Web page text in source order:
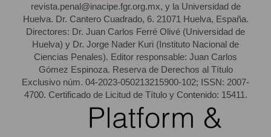
revista.penal@inacipe.fgr.org.mx, y la Universidad de
Huelva. Dr. Cantero Cuadrado, 6. 21071 Huelva, España.
Directores: Dr. Juan Carlos Ferré Olivé (Universidad de
Huelva) y Dr. Jorge Nader Kuri (Instituto Nacional de
Ciencias Penales). Editor responsable: Juan Carlos
Gómez Espinoza. Reserva de Derechos al Título
Exclusivo núm. 04-2023-050213215900-102; ISSN: 2007-
4700. Certificado de Licitud de Título y Contenido: 15411.